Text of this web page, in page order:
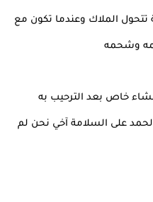
تتحول الملاك وعندما تكون مع
وشحمه
خاص بعد الترحيب به
على السلامة آخي نحن لم